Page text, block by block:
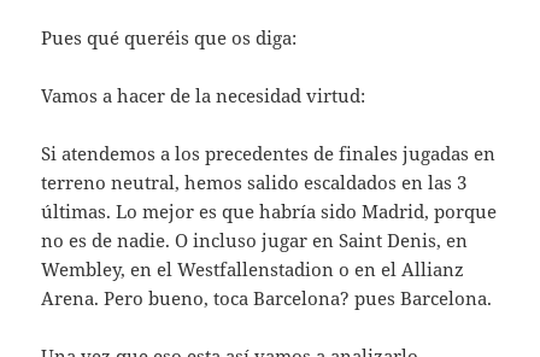
Pues qué queréis que os diga:
Vamos a hacer de la necesidad virtud:
Si atendemos a los precedentes de finales jugadas en
terreno neutral, hemos salido escaldados en las 3
últimas. Lo mejor es que habría sido Madrid, porque
no es de nadie. O incluso jugar en Saint Denis, en
Wembley, en el Westfallenstadion o en el Allianz
Arena. Pero bueno, toca Barcelona? pues Barcelona.